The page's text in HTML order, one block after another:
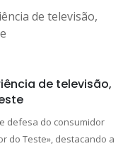
de televisão,
defesa do consumidor
do Teste», destacando a